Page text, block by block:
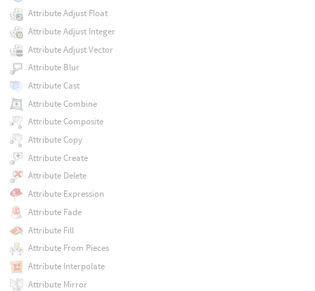
Attribute Adjust Float
Attribute Adjust Integer
Attribute Adjust Vector
Attribute Blur
Attribute Cast
Attribute Combine
Attribute Composite
Attribute Copy
Attribute Create
Attribute Delete
Attribute Expression
Attribute Fade
Attribute Fill
Attribute From Pieces
Attribute Interpolate
Attribute Mirror